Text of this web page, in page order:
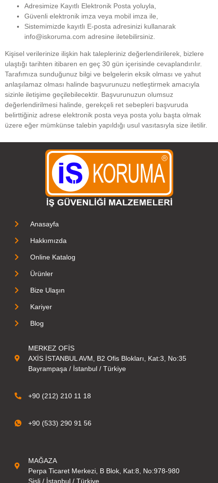
Adresimize Kayıtlı Elektronik Posta yoluyla,
Güvenli elektronik imza veya mobil imza ile,
Sistemimizde kayıtlı E-posta adresinizi kullanarak
info@iskoruma.com adresine iletebilirsiniz.
Kişisel verilerinize ilişkin hak talepleriniz değerlendirilerek, bizlere
ulaştığı tarihten itibaren en geç 30 gün içerisinde cevaplandırılır.
Tarafımıza sunduğunuz bilgi ve belgelerin eksik olması ve yahut
anlaşılamaz olması halinde başvurunuzu netleştirmek amacıyla
sizinle iletişime geçilebilecektir. Başvurunuzun olumsuz
değerlendirilmesi halinde, gerekçeli ret sebepleri başvuruda
belirttiğiniz adrese elektronik posta veya posta yolu başta olmak
üzere eğer mümkünse talebin yapıldığı usul vasıtasıyla size iletilir.
Anasayfa
Hakkımızda
Online Katalog
Ürünler
Bize Ulaşın
Kariyer
Blog
MERKEZ OFİS
AXİS İSTANBUL AVM, B2 Ofis Blokları, Kat:3, No:35
Bayrampaşa / İstanbul / Türkiye
+90 (212) 210 11 18
+90 (533) 290 91 56
MAĞAZA
Perpa Ticaret Merkezi, B Blok, Kat:8, No:978-980
Şişli / İstanbul / Türkiye